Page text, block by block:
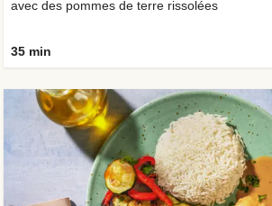
avec des pommes de terre rissolées
35 min